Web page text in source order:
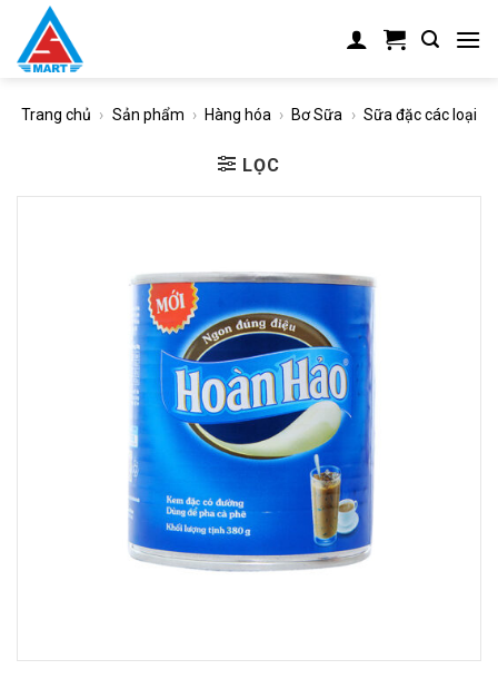
content
Trang chủ › Sản phẩm › Hàng hóa › Bơ Sữa › Sữa đặc các loại
LỌC